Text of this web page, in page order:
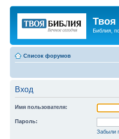
Библия,
Список форумов
Вход
Имя пользователя:
Пароль:
Забыли